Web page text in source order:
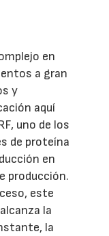
en
a gran
y
aquí
uno de los
de proteína
en
producción.
este
la
la